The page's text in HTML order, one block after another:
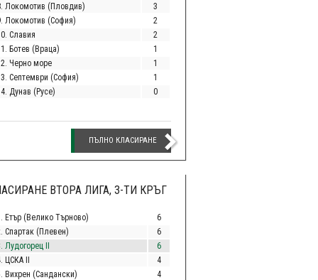
Локомотив (Пловдив)
3
Локомотив (София)
2
Славия
2
Ботев (Враца)
1
Черно море
1
Септември (София)
1
Дунав (Русе)
0
ПЪЛНО КЛАСИРАНЕ
ВТОРА ЛИГА, 3-ТИ КРЪГ
Етър (Велико Търново)
6
Спартак (Плевен)
6
Лудогорец II
6
ЦСКА II
4
Вихрен (Сандански)
4